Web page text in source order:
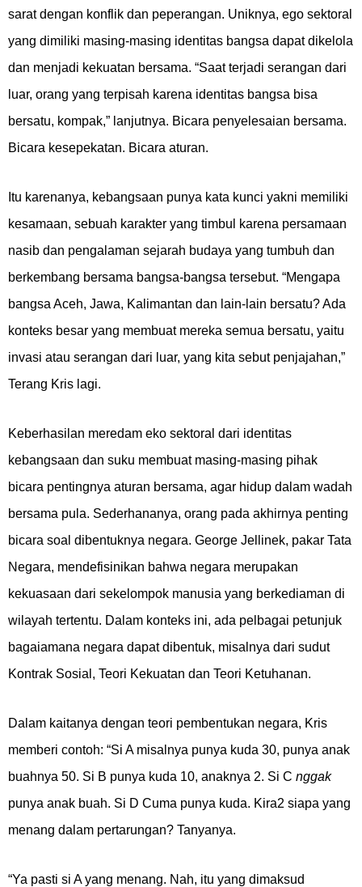
sarat dengan konflik dan peperangan. Uniknya, ego sektoral
yang dimiliki masing-masing identitas bangsa dapat dikelola
dan menjadi kekuatan bersama. “Saat terjadi serangan dari
luar, orang yang terpisah karena identitas bangsa bisa
bersatu, kompak,” lanjutnya. Bicara penyelesaian bersama.
Bicara kesepekatan. Bicara aturan.
Itu karenanya, kebangsaan punya kata kunci yakni memiliki
kesamaan, sebuah karakter yang timbul karena persamaan
nasib dan pengalaman sejarah budaya yang tumbuh dan
berkembang bersama bangsa-bangsa tersebut. “Mengapa
bangsa Aceh, Jawa, Kalimantan dan lain-lain bersatu? Ada
konteks besar yang membuat mereka semua bersatu, yaitu
invasi atau serangan dari luar, yang kita sebut penjajahan,”
Terang Kris lagi.
Keberhasilan meredam eko sektoral dari identitas
kebangsaan dan suku membuat masing-masing pihak
bicara pentingnya aturan bersama, agar hidup dalam wadah
bersama pula. Sederhananya, orang pada akhirnya penting
bicara soal dibentuknya negara. George Jellinek, pakar Tata
Negara, mendefisinikan bahwa negara merupakan
kekuasaan dari sekelompok manusia yang berkediaman di
wilayah tertentu. Dalam konteks ini, ada pelbagai petunjuk
bagaiamana negara dapat dibentuk, misalnya dari sudut
Kontrak Sosial, Teori Kekuatan dan Teori Ketuhanan.
Dalam kaitanya dengan teori pembentukan negara, Kris
memberi contoh: “Si A misalnya punya kuda 30, punya anak
buahnya 50. Si B punya kuda 10, anaknya 2. Si C nggak
punya anak buah. Si D Cuma punya kuda. Kira2 siapa yang
menang dalam pertarungan? Tanyanya.
“Ya pasti si A yang menang. Nah, itu yang dimaksud